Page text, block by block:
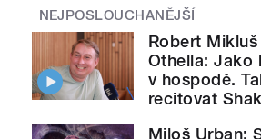
NEJPOSLOUCHANĚJŠÍ
Robert
Othella: Jako
v hospodě.
recitovat
Miloš Urban: